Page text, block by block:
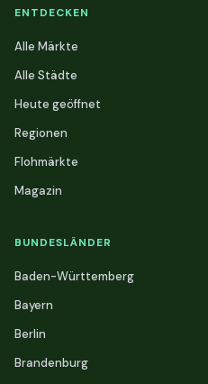
ENTDECKEN
Alle Märkte
Alle Städte
Heute geöffnet
Regionen
Flohmärkte
Magazin
BUNDESLÄNDER
Baden-Württemberg
Bayern
Berlin
Brandenburg